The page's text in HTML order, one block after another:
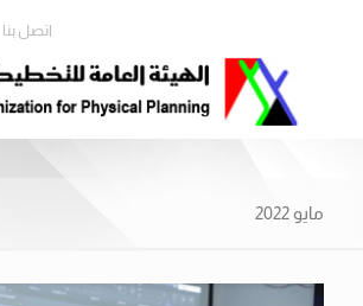
اتصل بنا
مايو 2022